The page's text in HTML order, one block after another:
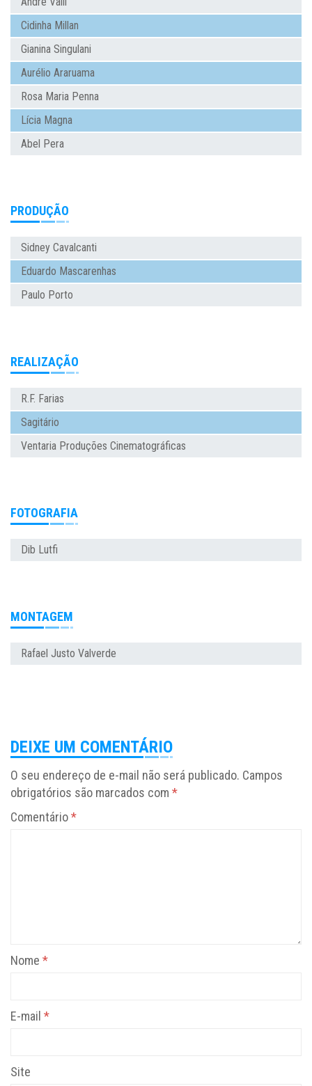
Cidinha Millan
Gianina Singulani
Aurélio Araruama
Rosa Maria Penna
Lícia Magna
Abel Pera
PRODUÇÃO
Sidney Cavalcanti
Eduardo Mascarenhas
Paulo Porto
REALIZAÇÃO
R.F. Farias
Sagitário
Ventaria Produções Cinematográficas
FOTOGRAFIA
Dib Lutfi
MONTAGEM
Rafael Justo Valverde
DEIXE UM COMENTÁRIO
O seu endereço de e-mail não será publicado. Campos
obrigatórios são marcados com *
Comentário*
Nome *
E-mail *
Site